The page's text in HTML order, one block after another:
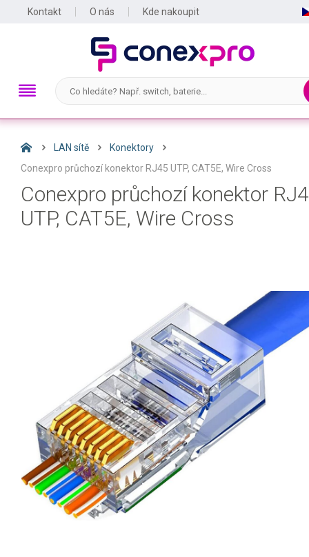
Kontakt O nás Kde nakoupit
LAN sítě
Konektory
Conexpro průchozí konektor RJ45 UTP, CAT5E, Wire Cross
Conexpro průchozí konektor
UTP, CAT5E, Wire Cross